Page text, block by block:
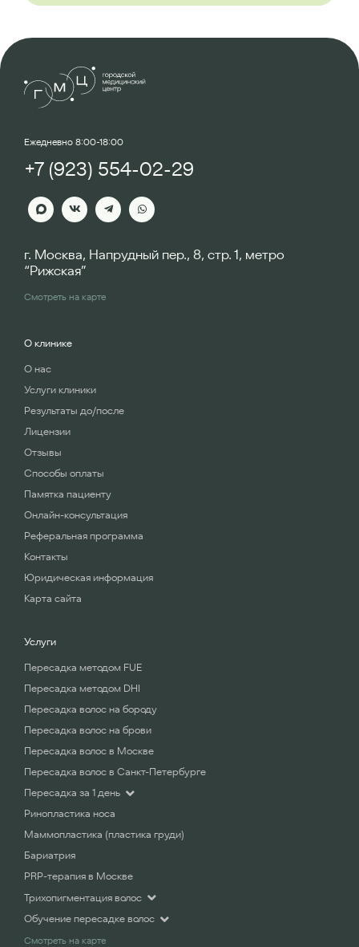
Ежедневно 8:00-18:00
+7 (923) 554-02-29
г. Москва, Напрудный пер., 8, стр. 1, метро
“Рижская”
Смотреть на карте
О клинике
О нас
Услуги клиники
Результаты до/после
Лицензии
Отзывы
Способы оплаты
Памятка пациенту
Онлайн-консультация
Реферальная программа
Контакты
Юридическая информация
Карта сайта
Услуги
Пересадка методом FUE
Пересадка методом DHI
Пересадка волос на бороду
Пересадка волос на брови
Пересадка волос в Москве
Пересадка волос в Санкт-Петербурге
Пересадка за 1 день
Ринопластика носа
Маммопластика (пластика груди)
Бариатрия
PRP-терапия в Москве
Трихопигментация волос
Обучение пересадке волос
Смотреть на карте